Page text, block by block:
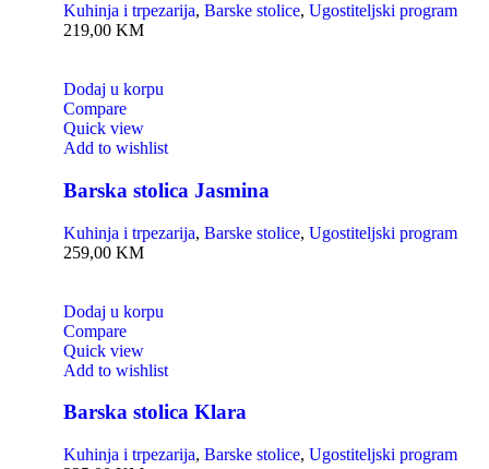
Kuhinja i trpezarija, Barske stolice, Ugostiteljski program
219,00 KM
Dodaj u korpu
Compare
Quick view
Add to wishlist
Barska stolica Jasmina
Kuhinja i trpezarija, Barske stolice, Ugostiteljski program
259,00 KM
Dodaj u korpu
Compare
Quick view
Add to wishlist
Barska stolica Klara
Kuhinja i trpezarija, Barske stolice, Ugostiteljski program